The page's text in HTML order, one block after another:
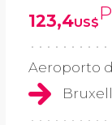
123,4US$
Aeroporto